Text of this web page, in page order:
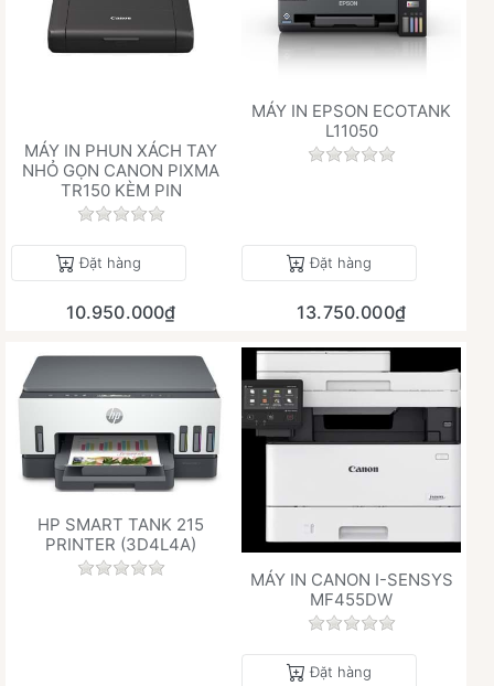
MÁY IN PHUN XÁCH TAY
NHỎ GỌN CANON PIXMA
TR150 KÈM PIN
Chưa có đánh giá nào cho sản phẩm này.
Đặt hàng
10.950.000₫
MÁY IN EPSON ECOTANK
L11050
Chưa có đánh giá
Đặt hàng
13.750.000₫
HP SMART TANK 215
PRINTER (3D4L4A)
Chưa có đánh giá nào cho sản phẩm này.
MÁY IN CANON I-SENSYS
MF455DW
Chưa có đánh giá
Đặt hàng